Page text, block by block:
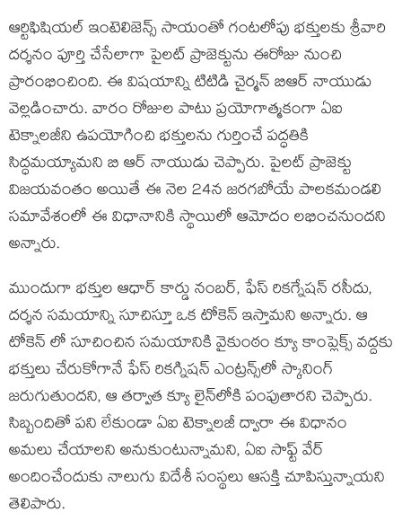
ఆర్టిఫిషియల్ ఇంటెలిజెన్స్ సాయంతో గంటలోపు భక్తులకు శ్రీవారి
దర్శనం పూర్తి చేసేలాగా పైలట్ ప్రాజెక్టును ఈరోజు నుంచి
ప్రారంభించింది. ఈ విషయాన్ని టిటిడి చైర్మన్ బిఆర్ నాయుడు
వెల్లడించారు. వారం రోజుల పాటు ప్రయోగాత్మకంగా ఏఐ
టెక్నాలజీని ఉపయోగించి భక్తులను గుర్తించే పద్ధతికి
సిద్ధమయ్యామని బి ఆర్ నాయుడు చెప్పారు. పైలట్ ప్రాజెక్టు
విజయవంతం అయితే ఈ నెల 24న జరగబోయే పాలకమండలి
సమావేశంలో ఈ విధానానికి స్థాయిలో ఆమోదం లభించనుందని
అన్నారు.
ముందుగా భక్తుల ఆధార్‌ కార్డు నంబర్‌, ఫేస్‌ రికగ్నేషన్‌ రసీదు,
దర్శన సమయాన్ని సూచిస్తూ ఒక టోకెన్‌ ఇస్తామని అన్నారు. ఆ
టోకెన్‌ లో సూచించిన సమయానికి వైకుంఠం క్యూ కాంప్లెక్స్‌ వద్దకు
భక్తులు చేరుకోగానే ఫేస్‌ రికగ్నిషన్‌ ఎంట్రన్స్‌లో స్కానింగ్‌
జరుగుతుందని, ఆ తర్వాత క్యూ లైన్‌లోకి పంపుతారని చెప్పారు.
సిబ్బందితో పని లేకుండా ఏఐ టెక్నాలజీ ద్వారా ఈ విధానం
అమలు చేయాలని అనుకుంటున్నామని, ఏఐ సాఫ్ట్ వేర్
అందించేందుకు నాలుగు విదేశీ సంస్థలు ఆసక్తి చూపిస్తున్నాయని
తెలిపారు.